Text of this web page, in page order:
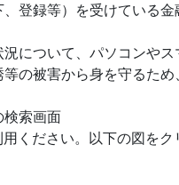
登録等）を受けている
について、パソコンや
の被害から身を守るた
検索画面
ください。以下の図をク